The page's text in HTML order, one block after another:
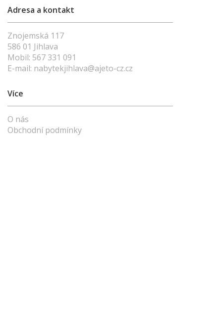
Adresa a kontakt
Znojemská 117
586 01 Jihlava
Mobil: 567 331 091
E-mail: nabytekjihlava@ajeto-cz.cz
Více
O nás
Obchodní podmínky